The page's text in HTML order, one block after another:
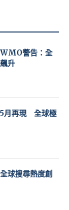
警告：全
升
月再現 全球極
球搜尋熱度創